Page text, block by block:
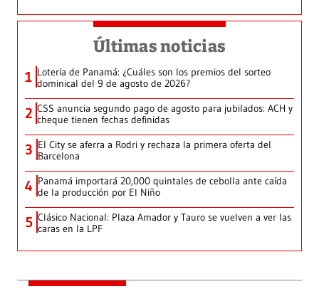
Últimas noticias
1 Lotería de Panamá: ¿Cuáles son los premios del sorteo
dominical del 9 de agosto de 2026?
2 CSS anuncia segundo pago de agosto para jubilados: ACH y
cheque tienen fechas definidas
3 El City se aferra a Rodri y rechaza la primera oferta del
Barcelona
4 Panamá importará 20,000 quintales de cebolla ante caída
de la producción por El Niño
5 Clásico Nacional: Plaza Amador y Tauro se vuelven a ver las
caras en la LPF